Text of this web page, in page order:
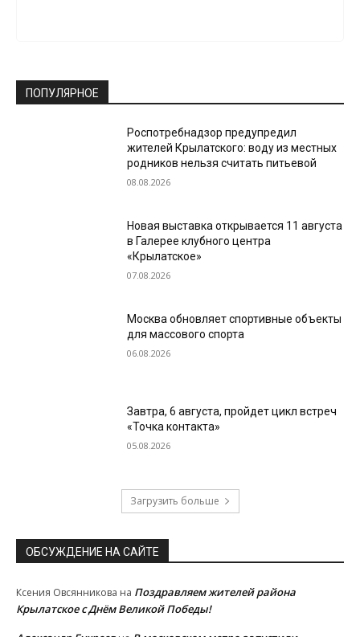
ПОПУЛЯРНОЕ
Роспотребнадзор предупредил
жителей Крылатского: воду из местных
родников нельзя считать питьевой
08.08.2026
Новая выставка открывается 11 августа
в Галерее клубного центра
«Крылатское»
07.08.2026
Москва обновляет спортивные объекты
для массового спорта
06.08.2026
Завтра, 6 августа, пройдет цикл встреч
«Точка контакта»
05.08.2026
Загрузить больше
ОБСУЖДЕНИЕ НА САЙТЕ
Ксения Овсянникова на Поздравляем жителей района
Крылатское с Днём Великой Победы!